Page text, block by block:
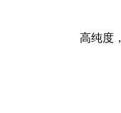
高纯度